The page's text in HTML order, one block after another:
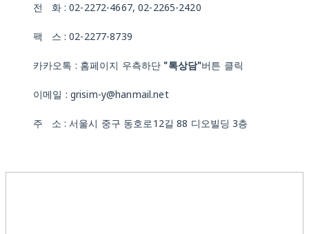
전 화 : 02-2272-4667, 02-2265-2420
팩 스 : 02-2277-8739
카카오톡 : 홈페이지 우측하단 "톡상담"버튼 클릭
이메일 : grisim-y@hanmail.net
주 소 : 서울시 중구 동호로12길 88 디오빌딩 3층